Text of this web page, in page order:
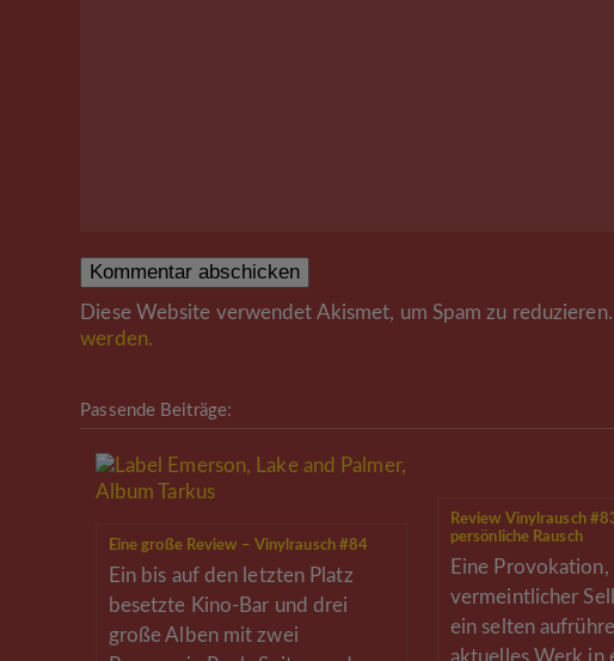
Diese Website verwendet Akismet, um Spam zu reduzieren.
werden.
Passende Beiträge:
Eine große Review – Vinylrausch #84
Ein bis auf den letzten Platz
besetzte Kino-Bar und drei
große Alben mit zwei
Review Vinylrausch
persönliche Rausch
Eine Provokation,
vermeintlicher
ein selten